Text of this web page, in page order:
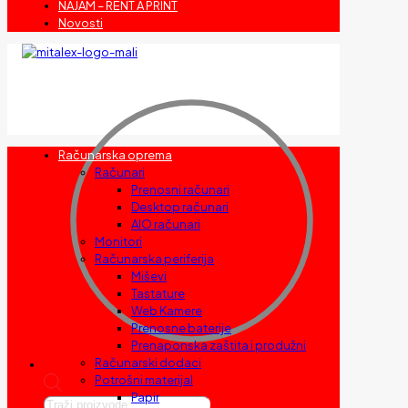
NAJAM – RENT A PRINT
Novosti
Products
Računarska oprema
Računari
Prenosni računari
Desktop računari
AIO računari
Monitori
Računarska periferija
Miševi
Tastature
Web Kamere
Prenosne baterije
Prenaponska zaštita i produžni
Računarski dodaci
Potrošni materijal
Papir